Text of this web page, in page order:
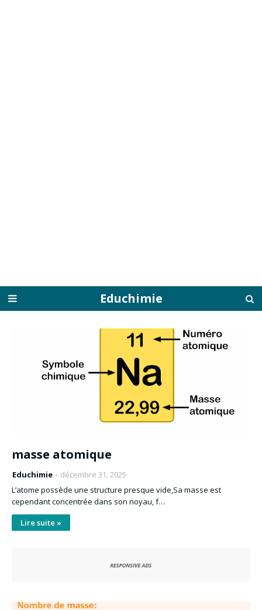
Educhimie
masse atomique
Educhimie
décembre 31, 2025
L’atome possède une structure presque vide,Sa masse est
cependant concentrée dans son noyau, f…
Lire suite »